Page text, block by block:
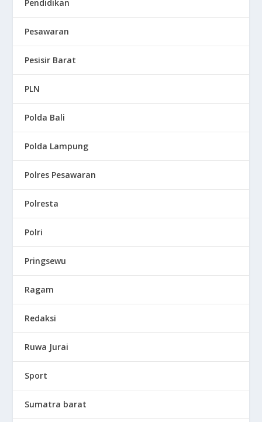
Pendidikan
Pesawaran
Pesisir Barat
PLN
Polda Bali
Polda Lampung
Polres Pesawaran
Polresta
Polri
Pringsewu
Ragam
Redaksi
Ruwa Jurai
Sport
Sumatra barat